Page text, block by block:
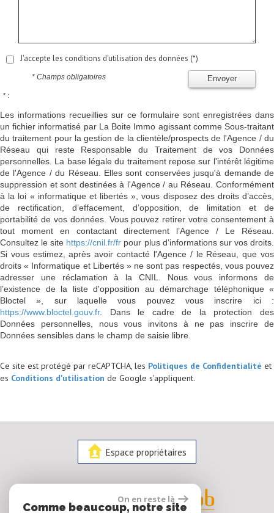
J'accepte les conditions d'utilisation des données (*)
Envoyer
* Champs obligatoires
* :
Les informations recueillies sur ce formulaire sont enregistrées dans
un fichier informatisé par La Boite Immo agissant comme Sous-traitant
du traitement pour la gestion de la clientèle/prospects de l'Agence / du
Réseau qui reste Responsable du Traitement de vos Données
personnelles. La base légale du traitement repose sur l'intérêt légitime
de l'Agence / du Réseau. Elles sont conservées jusqu'à demande de
suppression et sont destinées à l'Agence / au Réseau. Conformément
à la loi « informatique et libertés », vous disposez des droits d’accès,
de rectification, d’effacement, d’opposition, de limitation et de
portabilité de vos données. Vous pouvez retirer votre consentement à
tout moment en contactant directement l’Agence / Le Réseau.
Consultez le site https://cnil.fr/fr pour plus d’informations sur vos droits.
Si vous estimez, après avoir contacté l'Agence / le Réseau, que vos
droits « Informatique et Libertés » ne sont pas respectés, vous pouvez
adresser une réclamation à la CNIL. Nous vous informons de
l’existence de la liste d'opposition au démarchage téléphonique «
Bloctel », sur laquelle vous pouvez vous inscrire ici :
https://www.bloctel.gouv.fr. Dans le cadre de la protection des
Données personnelles, nous vous invitons à ne pas inscrire de
Données sensibles dans le champ de saisie libre.
Ce site est protégé par reCAPTCHA, les Politiques de Confidentialité et
es Conditions d'utilisation de Google s'appliquent.
Espace propriétaires
On en reste là
Comme beaucoup, notre site